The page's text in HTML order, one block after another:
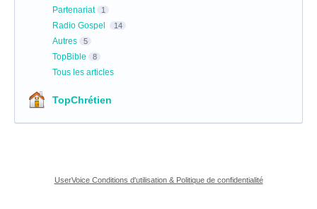
Partenariat 1
Radio Gospel 14
Autres 5
TopBible 8
Tous les articles
TopChrétien
UserVoice Conditions d'utilisation & Politique de confidentialité